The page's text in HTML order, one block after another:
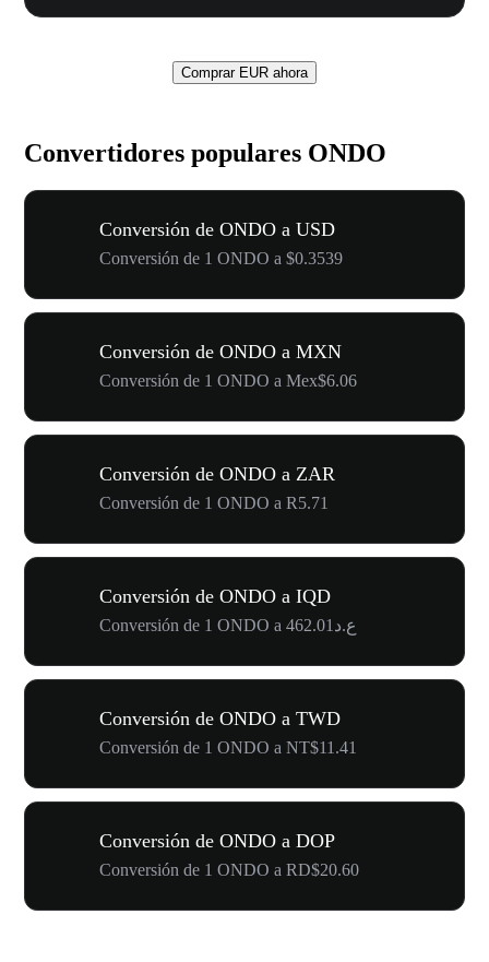
Comprar EUR ahora
Convertidores populares ONDO
Conversión de ONDO a USD
Conversión de 1 ONDO a $0.3539
Conversión de ONDO a MXN
Conversión de 1 ONDO a Mex$6.06
Conversión de ONDO a ZAR
Conversión de 1 ONDO a R5.71
Conversión de ONDO a IQD
Conversión de 1 ONDO a ع.د462.01
Conversión de ONDO a TWD
Conversión de 1 ONDO a NT$11.41
Conversión de ONDO a DOP
Conversión de 1 ONDO a RD$20.60